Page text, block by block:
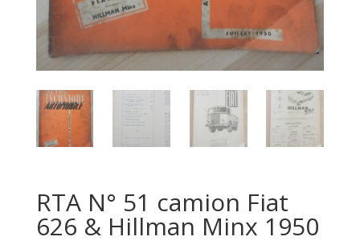
RTA N° 51 camion Fiat
626 & Hillman Minx 1950